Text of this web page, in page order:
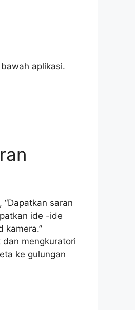
aplikasi.
saran
ide -ide
kamera.”
mengkuratori
ke gulungan